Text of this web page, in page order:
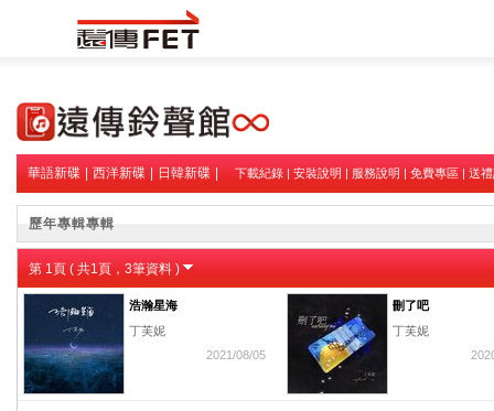
華語新碟 西洋新碟 日韓新碟 下載紀錄 | 安裝說明 | 服務說明 | 免費專區 | 送
歷年專輯專輯
第 1頁 ( 共1頁， 3筆資料 )
浩瀚星海
丁芙妮
2021/08/05
刪了吧
丁芙妮